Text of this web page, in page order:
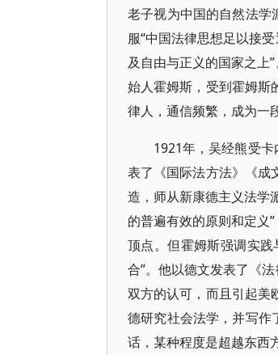
老子视为中国的自然法学
服“中国法律思想足以接
及自由与正义的国家之上
始人霍姆斯，受到霍姆斯
律人，通信频繁，成为一
1921年，吴经熊受
表了《国际法方法》《成
造，师从新康德主义法学
的普遍有效的原则和定义
顶点。但霍姆斯强调实
合”。他以德文发表了《
双方的认可，而且引起美
德研究社会法学，并写作
话，某种程度是超越东西